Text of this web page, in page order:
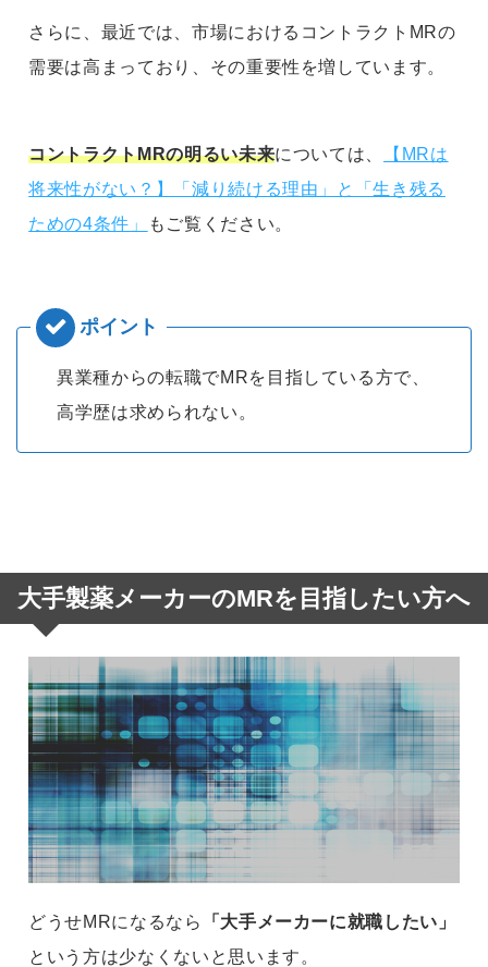
さらに、最近では、市場におけるコントラクトMRの
需要は高まっており、その重要性を増しています。
コントラクトMRの明るい未来については、
【MRは
将来性がない？】「減り続ける理由」と「生き残る
ための4条件」
もご覧ください。
異業種からの転職でMRを目指している方で、
高学歴は求められない。
大手製薬メーカーのMRを目指したい方へ
どうせMRになるなら
「大手メーカーに就職したい」
という方は少なくないと思います。